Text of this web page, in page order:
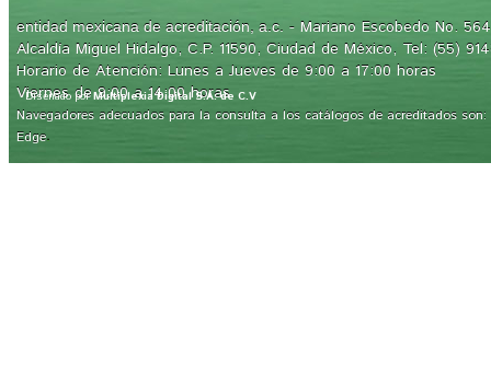
entidad mexicana de acreditación, a.c. - Mariano Escobedo No.
Alcaldía Miguel Hidalgo, C.P. 11590, Ciudad de México, Tel: (55)
Horario de Atención: Lunes a Jueves de 9:00 a 17:00 horas
Viernes de 9:00 a 14:00 horas
Navegadores adecuados para la consulta a los catálogos de acreditados
Edge.
Diseñado porMultiplexia Digital S.A. de C.V